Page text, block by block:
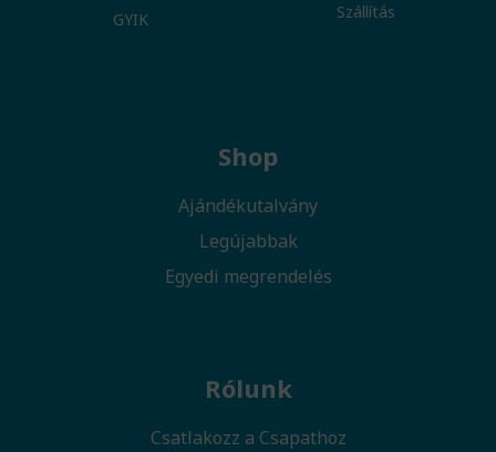
GYIK Szállítás
Shop
Ajándékutalvány
Legújabbak
Egyedi megrendelés
Rólunk
Csatlakozz a Csapathoz